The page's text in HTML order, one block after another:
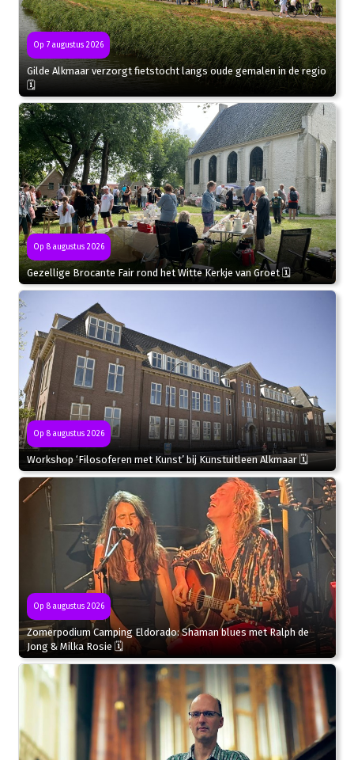
Op 7 augustus 2026
Gilde Alkmaar verzorgt fietstocht langs oude gemalen in de regio
🗓
Op 8 augustus 2026
Gezellige Brocante Fair rond het Witte Kerkje van Groet 🗓
Op 8 augustus 2026
Workshop ‘Filosoferen met Kunst’ bij Kunstuitleen Alkmaar 🗓
Op 8 augustus 2026
Zomerpodium Camping Eldorado: Shaman blues met Ralph de
Jong & Milka Rosie 🗓